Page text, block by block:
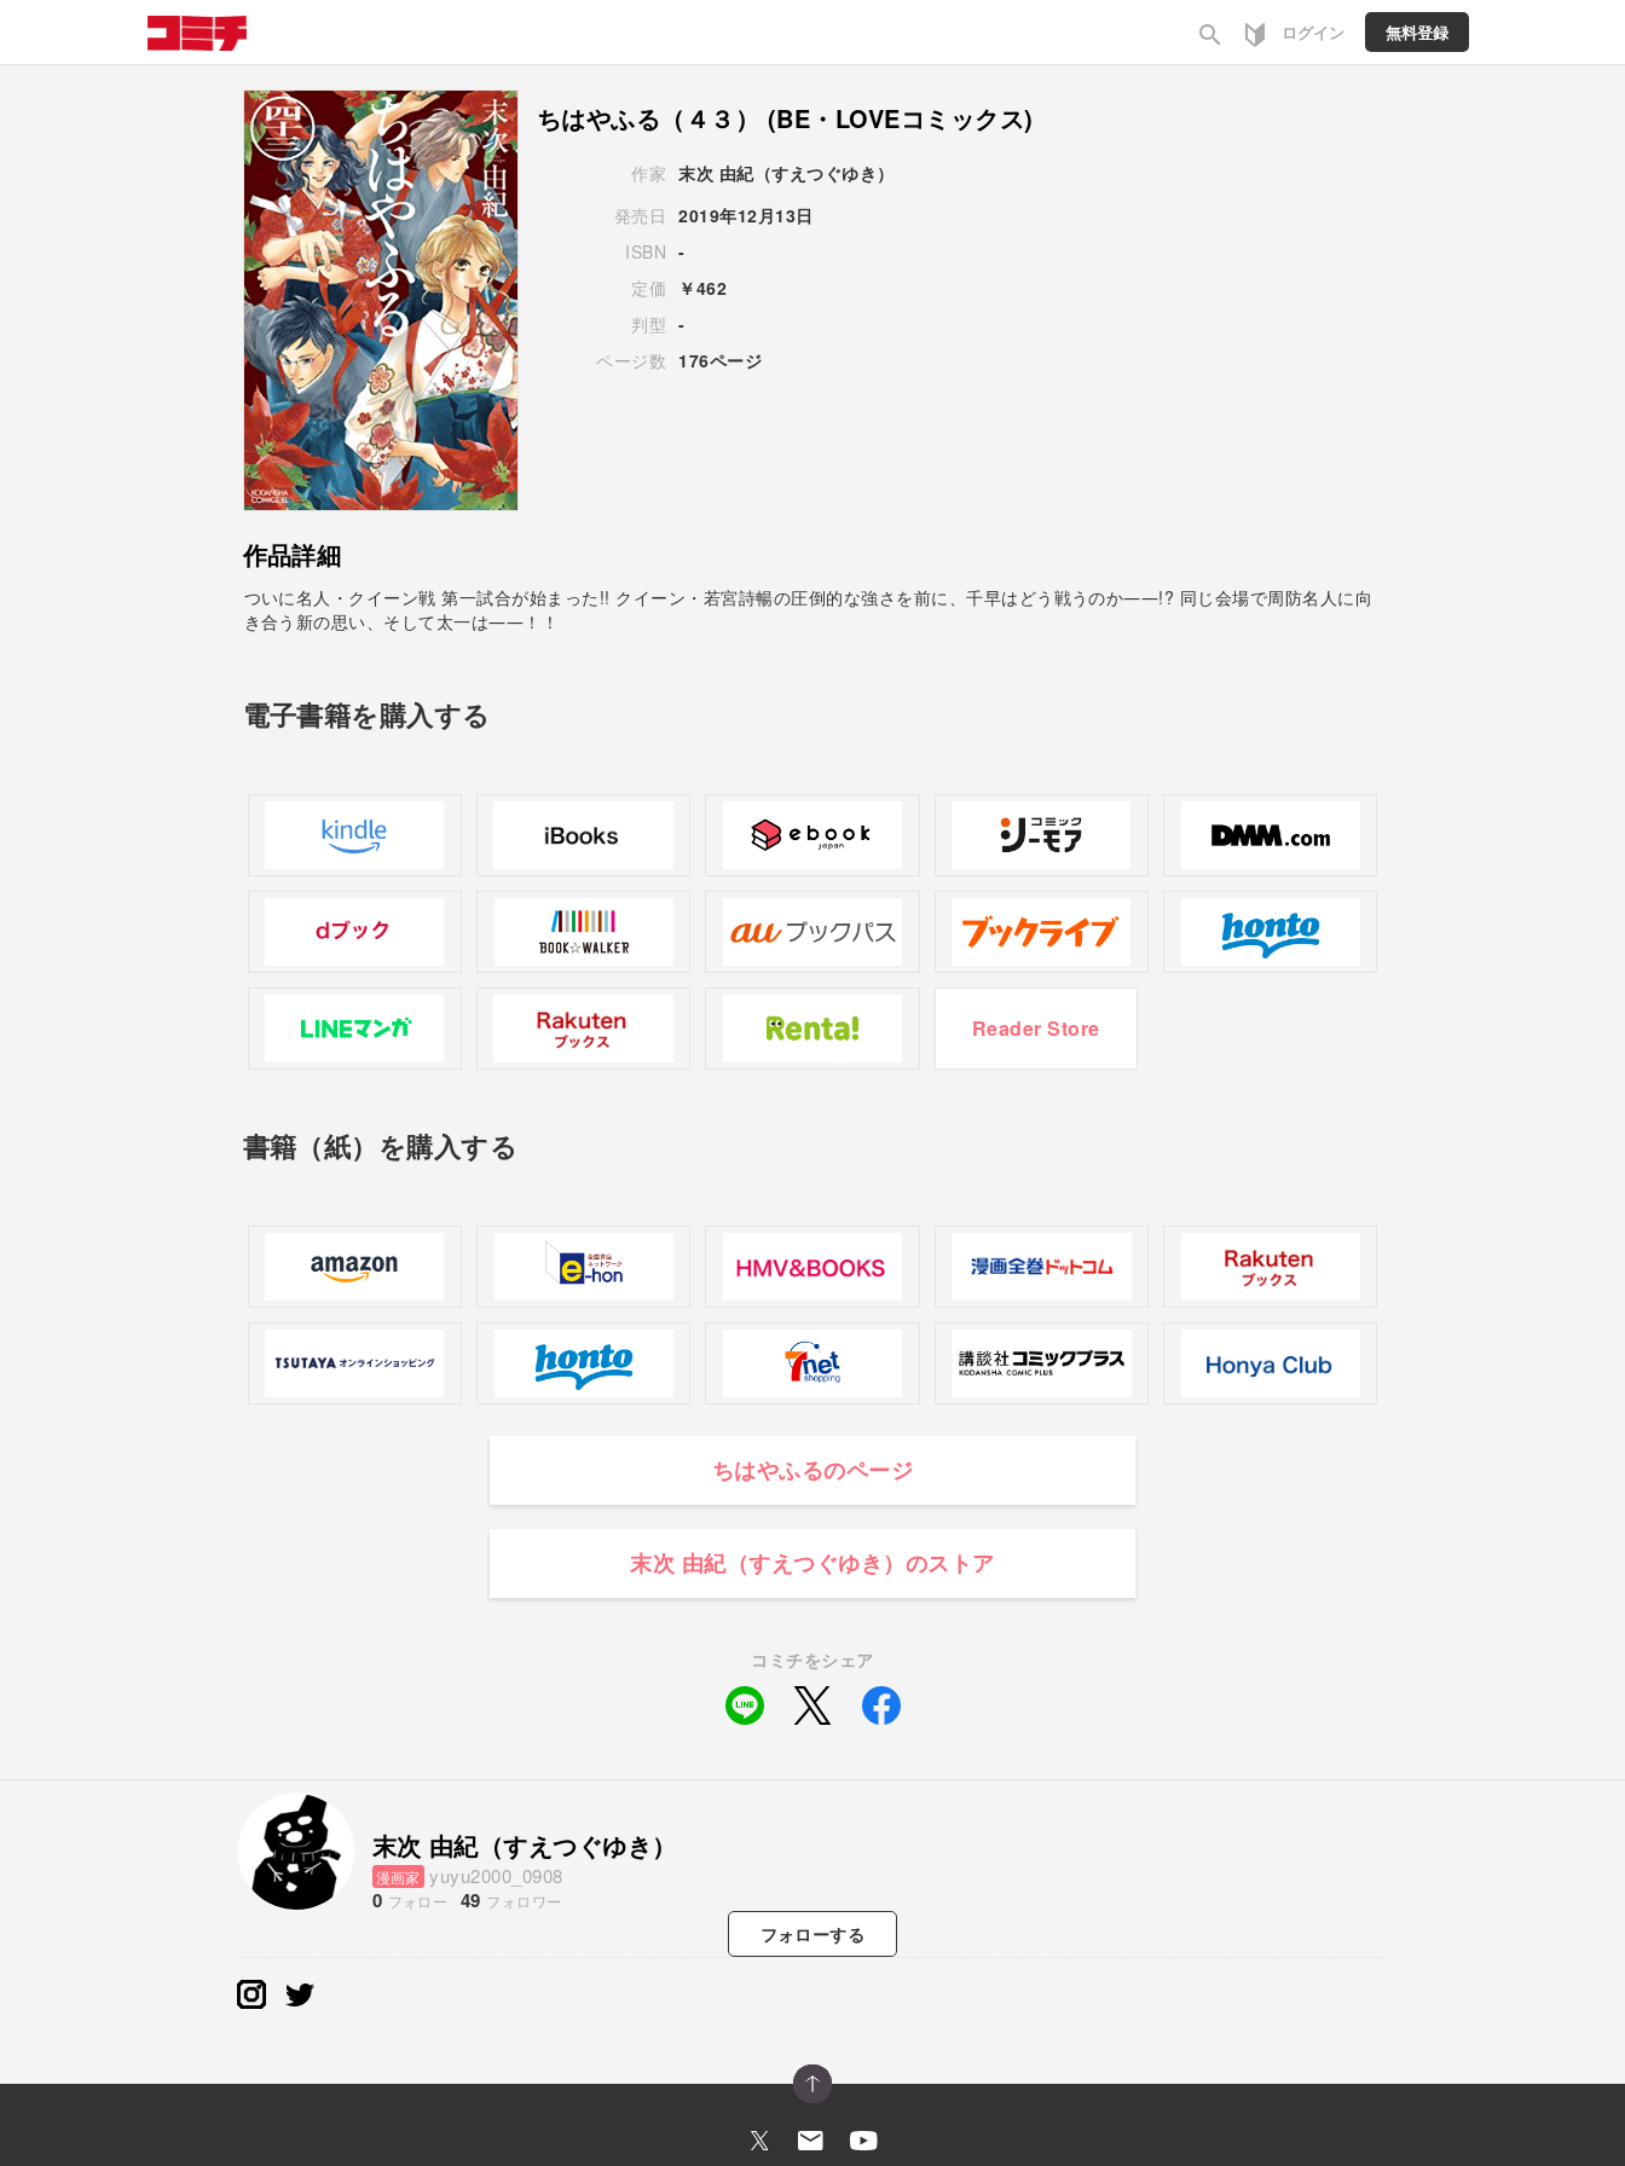
search ログイン 無料登録
ちはやふる（４３） (BE・LOVEコミックス)
作家 末次 由紀（すえつぐゆき）
発売日
2019年12月13日
ISBN -
定価
￥462
判型 -
ページ数 176ページ
作品詳細
ついに名人・クイーン戦 第一試合が始まった!! クイーン・若宮詩暢の圧倒的な強さを前に、千早はどう戦うのか――!? 同じ会場で周防名人に向
き合う新の思い、そして太一は――！！
電子書籍を購入する
Reader Store
書籍（紙）を購入する
ちはやふるのページ
末次 由紀（すえつぐゆき）のストア
コミチをシェア
末次 由紀（すえつぐゆき）
漫画家 yuyu2000_0908
0 フォロー 49 フォロワー
フォローする